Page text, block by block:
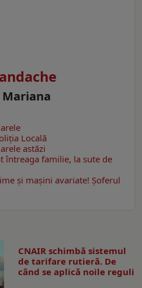
Locală
astăzi
întreaga familie, la sute de
și mașini avariate! Șoferul
CNAIR schimbă sistemul
de tarifare rutieră. De
când se aplică noile reguli